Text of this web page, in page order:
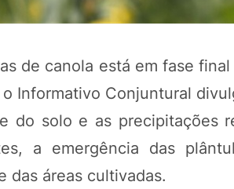
de canola está em fase
Informativo Conjuntural
do solo e as precipitações
a emergência das
das áreas cultivadas.